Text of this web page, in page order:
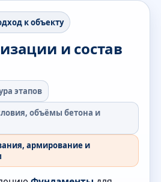
к объекту
и состав
этапов
объёмы бетона и
армирование и